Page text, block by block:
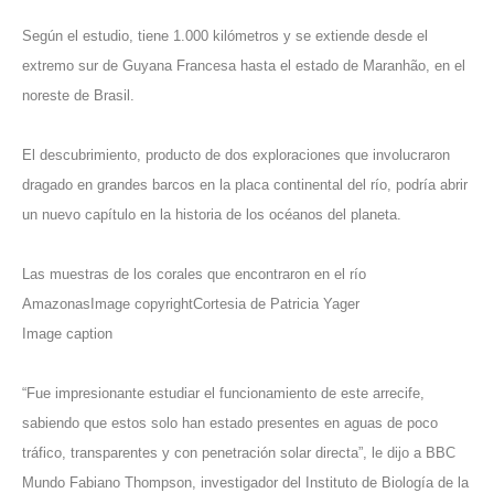
Según el estudio, tiene 1.000 kilómetros y se extiende desde el
extremo sur de Guyana Francesa hasta el estado de Maranhão, en el
noreste de Brasil.
El descubrimiento, producto de dos exploraciones que involucraron
dragado en grandes barcos en la placa continental del río, podría abrir
un nuevo capítulo en la historia de los océanos del planeta.
Las muestras de los corales que encontraron en el río
AmazonasImage copyrightCortesia de Patricia Yager
Image caption
“Fue impresionante estudiar el funcionamiento de este arrecife,
sabiendo que estos solo han estado presentes en aguas de poco
tráfico, transparentes y con penetración solar directa”, le dijo a BBC
Mundo Fabiano Thompson, investigador del Instituto de Biología de la